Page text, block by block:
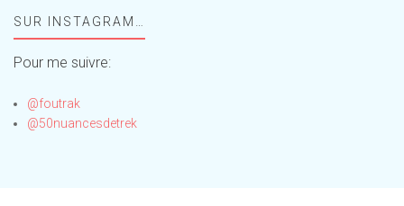
!SUR INSTAGRAM…
Pour me suivre:
@foutrak
@50nuancesdetrek